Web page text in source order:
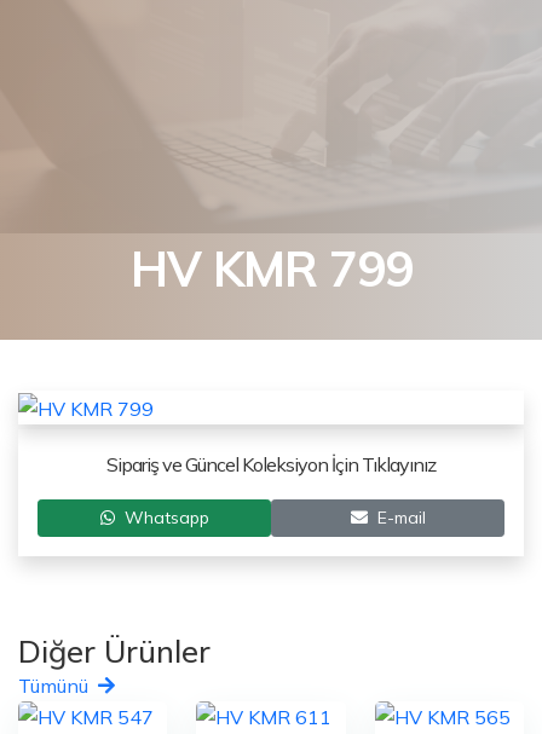
HV KMR 799
Sipariş ve Güncel Koleksiyon İçin Tıklayınız
Whatsapp E-mail
Diğer Ürünler
Tümünü